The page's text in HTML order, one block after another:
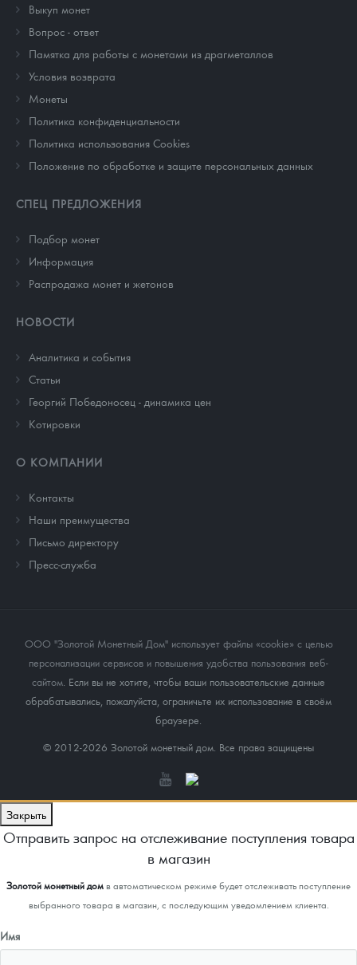
Выкуп монет
Вопрос - ответ
Памятка для работы с монетами из драгметаллов
Условия возврата
Монеты
Политика конфиденциальности
Политика использования Cookies
Положение по обработке и защите персональных данных
СПЕЦ ПРЕДЛОЖЕНИЯ
Подбор монет
Информация
Распродажа монет и жетонов
НОВОСТИ
Аналитика и события
Cтатьи
Георгий Победоносец - динамика цен
Котировки
О КОМПАНИИ
Контакты
Наши преимущества
Письмо директору
Пресс-служба
ООО "Золотой Монетный Дом" использует файлы «cookie» с целью
персонализации сервисов и повышения удобства пользования веб-
сайтом . Если вы не хотите, чтобы ваши пользовательские данные
обрабатывались, пожалуйста, ограничьте их использование в своём
браузере.
© 2012-2026 Золотой монетный дом. Все права защищены
Закрыть
Отправить запрос на отслеживание поступления товара
в магазин
Золотой монетный домв автоматическом режиме будет отслеживать поступление
выбранного товара в магазин, с последующим уведомлением клиента.
Имя